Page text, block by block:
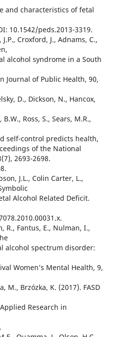
and characteristics of fetal
10.1542/peds.2013-3319.
Croxford, J., Adnams, C.,
alcohol syndrome in a South
Journal of Public Health, 90,
D., Dickson, N., Hancox,
Ross, S., Sears, M.R.,
self-control predicts health,
of the National
2693-2698.
J.L., Colin Carter, L.,
Alcohol Related Deficit.
R., Fantus, E., Nulman, I.,
alcohol spectrum disorder:
Women’s Mental Health, 9,
M., Brzózka, K. (2017). FASD
Research in